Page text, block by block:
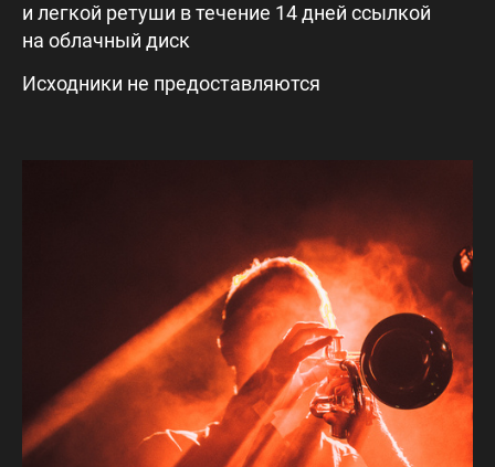
и легкой ретуши в течение 14 дней ссылкой
на облачный диск
Исходники не предоставляются